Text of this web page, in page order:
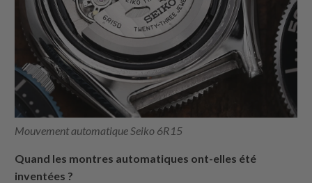
Mouvement automatique Seiko 6R15
Quand les montres automatiques ont-elles été
inventées ?